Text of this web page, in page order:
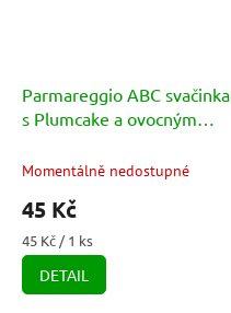
Parmareggio ABC svačinka
s Plumcake a ovocným
merenda con Plumcake)
Momentálně nedostupné
45 Kč
Měrná
cena:
45 Kč / 1 ks
DETAIL